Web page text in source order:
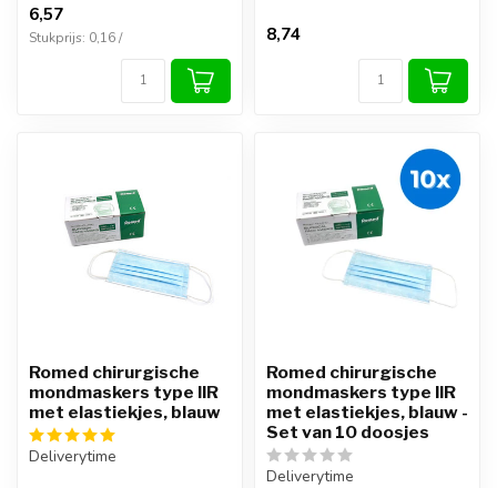
6,57
Stukprijs: 0,16 / 8,74
Romed chirurgische
mondmaskers type IIR
met elastiekjes, blauw
Deliverytime
Romed chirurgische
mondmaskers type IIR
met elastiekjes, blauw -
Set van 10 doosjes
Deliverytime